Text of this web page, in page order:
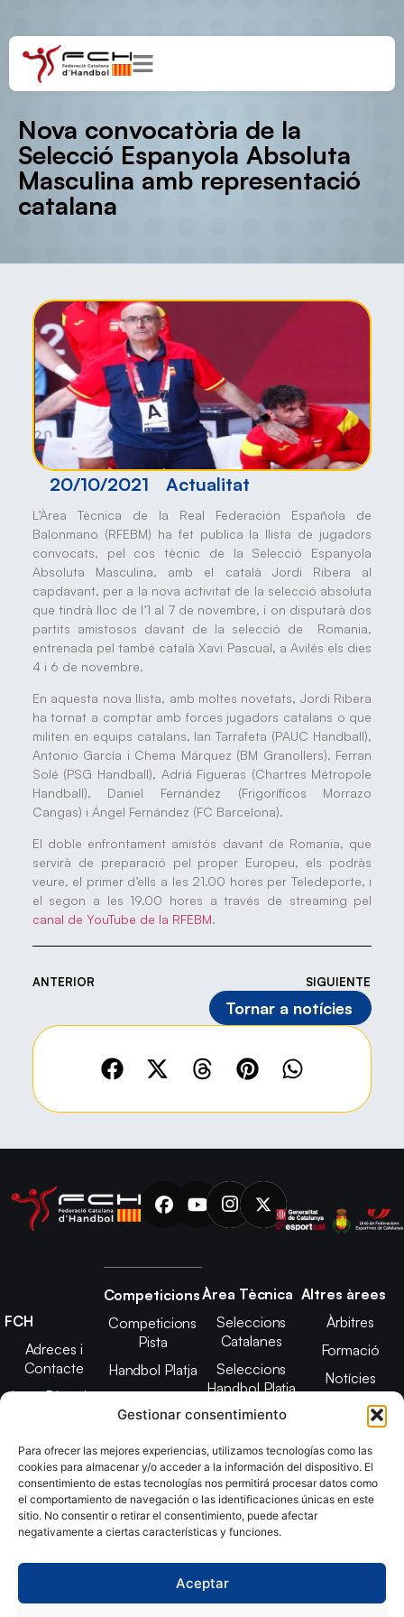
Gestionar consentimiento
Para ofrecer las mejores experiencias, utilizamos tecnologías como las
cookies para almacenar y/o acceder a la información del dispositivo. El
consentimiento de estas tecnologías nos permitirá procesar datos como
el comportamiento de navegación o las identificaciones únicas en este
sitio. No consentir o retirar el consentimiento, puede afectar
negativamente a ciertas características y funciones.
Aceptar
Nova convocatòria de la
Selecció Espanyola Absoluta
Masculina amb representació
catalana
20/10/2021 Actualitat
L’Àrea Tècnica de la Real Federación Española de
Balonmano (RFEBM) ha fet publica la llista de jugadors
convocats, pel cos tècnic de la Selecció Espanyola
Absoluta Masculina, amb el català Jordi Ribera al
capdavant, per a la nova activitat de la selecció absoluta
que tindrà lloc de l’1 al 7 de novembre, i on disputarà dos
partits amistosos davant de la selecció de Romania,
entrenada pel també català Xavi Pascual, a Avilés els dies
4 i 6 de novembre.
En aquesta nova llista, amb moltes novetats, Jordi Ribera
ha tornat a comptar amb forces jugadors catalans o que
militen en equips catalans, Ian Tarrafeta (PAUC Handball),
Antonio García i Chema Márquez (BM Granollers), Ferran
Solé (PSG Handball), Adriá Figueras (Chartres Métropole
Handball), Daniel Fernández (Frigoríficos Morrazo
Cangas) i Ángel Fernández (FC Barcelona).
El doble enfrontament amistós davant de Romania, que
servirà de preparació pel proper Europeu, els podràs
veure, el primer d’ells a les 21.00 hores per Teledeporte, i
el segon a les 19.00 hores a través de streaming pel
canal de YouTube de la RFEBM.
ANTERIOR SIGUIENTE
Tornar a notícies
FCH
Adreces i
Contacte
Junta Directiva
2025
Estatuts
Transparència
Imatge
Competicions
Competicions
Pista
Handbol Platja
Àrea Tècnica
Seleccions
Catalanes
Seleccions
Handbol Platja
Tecnificació
CATH
Promoció
Altres àrees
Àrbitres
Formació
Notícies
Adreces de
contacte
Copyright © 2024, Federació Catalana d´Handbol. Desarrollado